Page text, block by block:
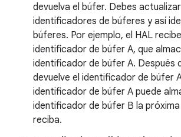
devuelva el búfer. Debes
identificadores de búferes y así
búferes. Por ejemplo, el HAL
identificador de búfer A, que
identificador de búfer A. Después
devuelve el identificador de búfer
identificador de búfer A puede
identificador de búfer B la próxima
reciba.